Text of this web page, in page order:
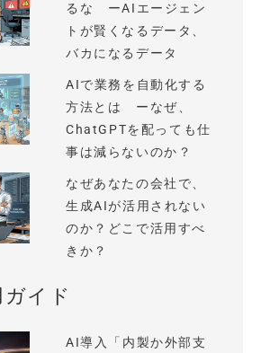
るな ーAIエージェン
トが賢くなるデータ、
バカになるデータ
AIで業務を自動化する
方法とは ーなぜ、
ChatGPTを配っても仕
事は減らないのか？
なぜあなたの会社で、
生成AIが活用されない
のか？どこで活用すべ
きか？
イド
AI導入「内製か外部支